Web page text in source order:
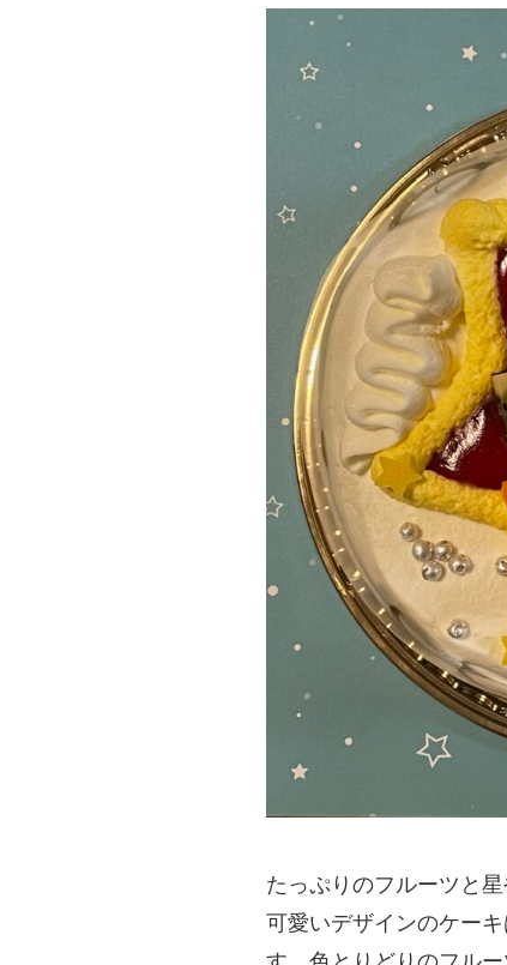
たっぷりのフルーツと
可愛いデザインのケー